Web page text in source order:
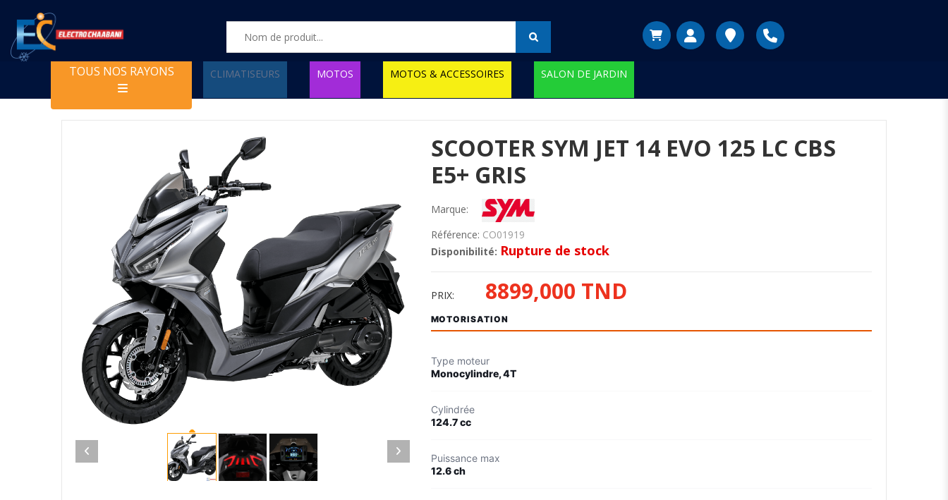
TOUS NOS RAYONS CLIMATISEURS MOTOS MOTOS & ACCESSOIRES SALON DE JARDIN
SCOOTER SYM JET 14 EVO 125 LC CBS
E5+ GRIS
Marque:
Référence: CO01919
Disponibilité: Rupture de stock
PRIX: 8899,000 TND
MOTORISATION
Type moteur
Monocylindre, 4T
Cylindrée
124.7 cc
Puissance max
12.6 ch